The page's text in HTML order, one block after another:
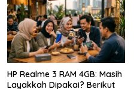
HP Realme 3 RAM 4GB: Masih
Layakkah Dipakai? Berikut